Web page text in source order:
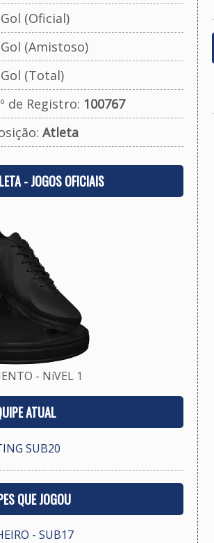
(Oficial)
(Amistoso)
(Total)
de Registro: 100767
Atleta
- JOGOS OFICIAIS
- NíVEL 1
ATUAL
SUB20
QUE JOGOU
- SUB17